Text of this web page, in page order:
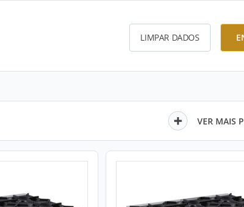
LIMPAR DADOS
VER MAIS